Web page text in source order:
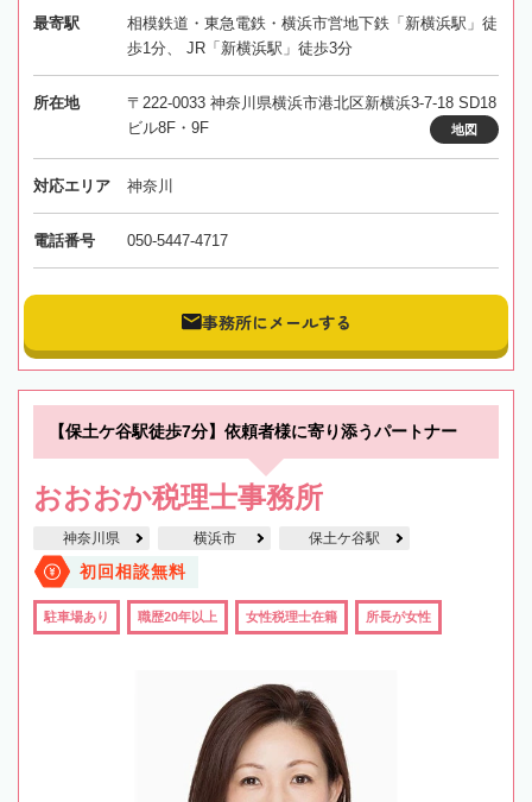
最寄駅
相模鉄道・東急電鉄・横浜市営地下鉄「新横浜駅」徒
歩1分、 JR「新横浜駅」徒歩3分
所在地
〒222-0033 神奈川県横浜市港北区新横浜3-7-18 SD18
ビル8F・9F
地図
対応エリア 神奈川
電話番号 050-5447-4717
事務所にメールする
【保土ケ谷駅徒歩7分】依頼者様に寄り添うパートナー
おおおか税理士事務所
神奈川県 横浜市 保土ケ谷駅
初回相談無料
駐車場あり 職歴20年以上 女性税理士在籍 所長が女性